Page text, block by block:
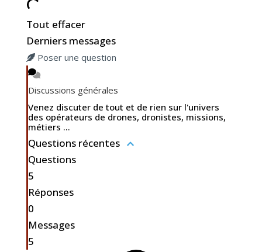
Tout effacer
Derniers messages
Poser une question
Discussions générales
Venez discuter de tout et de rien sur l'univers
des opérateurs de drones, dronistes, missions,
métiers ...
Questions récentes
Questions
5
Réponses
0
Messages
5